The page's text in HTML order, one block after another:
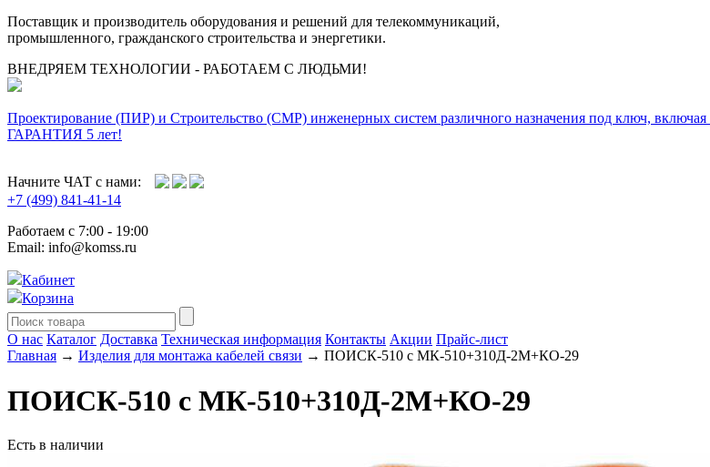
Поставщик и производитель оборудования и решений для телекоммуникаций,
промышленного, гражданского строительства и энергетики.
ВНЕДРЯЕМ ТЕХНОЛОГИИ - РАБОТАЕМ С ЛЮДЬМИ!
Проектирование (ПИР) и Cтроительство (СМР) инженерных систем различного назначения под ключ,
ГАРАНТИЯ 5 лет!
Начните ЧАТ с нами:
+7 (499) 841-41-14
Работаем с 7:00 - 19:00
Email: info@komss.ru
Кабинет
Корзина
О нас Каталог Доставка Техническая информация Контакты Акции Прайс-лист
Главная → Изделия для монтажа кабелей связи → ПОИСК-510 с МК-510+310Д-2М+КО-29
ПОИСК-510 с МК-510+310Д-2М+КО-29
Есть в наличии